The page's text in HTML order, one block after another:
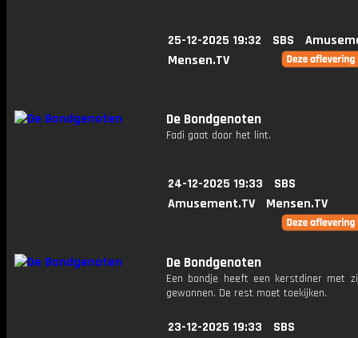
25-12-2025 19:32 SBS
Mensen.TV
De Bondgenoten
Fadi gaat door het lint.
24-12-2025 19:33
SBS
Amusement.TV
Mensen.TV
De Bondgenoten
Een bondje heeft een kerstdiner met
gewonnen. De rest moet toekijken.
23-12-2025 19:33
SBS